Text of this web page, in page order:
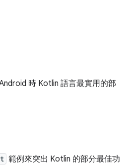
時 Kotlin 語言最實用的部
範例來突出 Kotlin 的部分最佳功